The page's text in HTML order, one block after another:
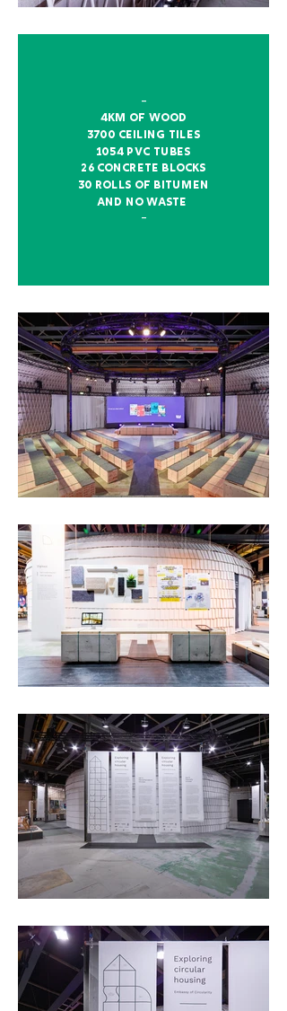
–
4km of wood
3700 ceiling tiles
1054 pvc tubes
26 concrete blocks
30 rolls of bitumen
and no waste
–